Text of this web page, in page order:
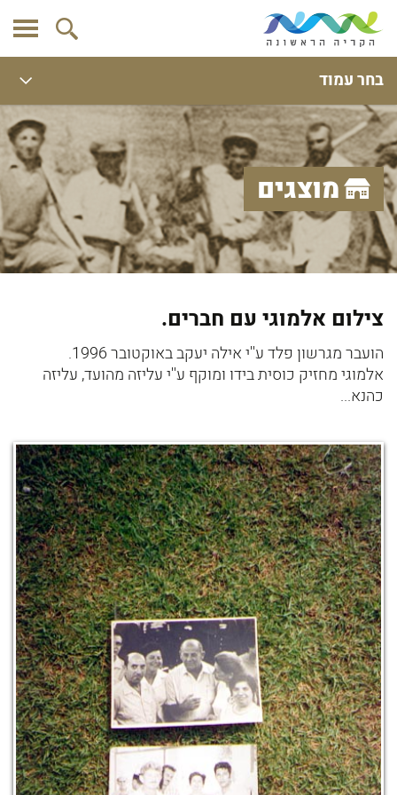
בחר עמוד
מוצגים
צילום אלמוגי עם חברים.
הועבר מגרשון פלד ע''י אילה יעקב באוקטובר 1996.
אלמוגי מחזיק כוסית בידו ומוקף ע''י עליזה מהועד, עליזה
כהנא...